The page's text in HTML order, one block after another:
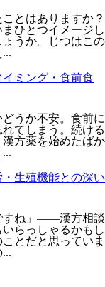
とはありますか？
ひとつイメージし
うか。じつはこの
ミング・食前食
うか不安。食前に
てしまう。続ける
方薬を始めたばか
生殖機能との深い
すね」——漢方相談
らっしゃるかもし
とだと思っていま